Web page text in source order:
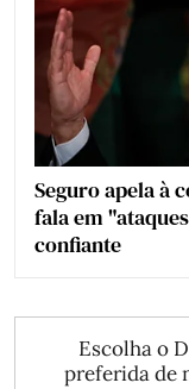
Seguro apela à
fala em
confiante
Escolha o
preferida de